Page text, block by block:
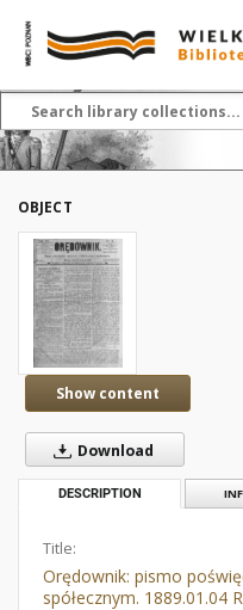
OBJECT
Show content
Download
DESCRIPTION
Title:
Orędownik: pismo
spółecznym. 1889.01.04